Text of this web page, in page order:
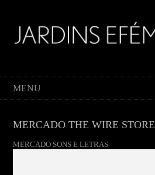
MENU
MERCADO THE WIRE STORE
MERCADO SONS E LETRAS